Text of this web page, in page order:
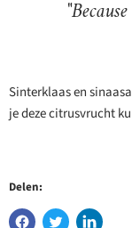
Sinterklaas en
je deze citrusvrucht
Delen: